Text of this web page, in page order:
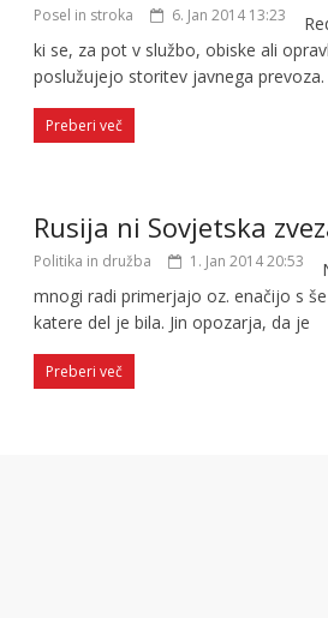
Posel in stroka 6. Jan 2014 13:23
ki se, za pot v službo, obiske ali
poslužujejo storitev javnega
Preberi več
Rusija ni Sovjetska
Politika in družba 1. Jan 2014 20:53
mnogi radi primerjajo oz. enačijo s
katere del je bila. Jin opozarja, da je
Preberi več